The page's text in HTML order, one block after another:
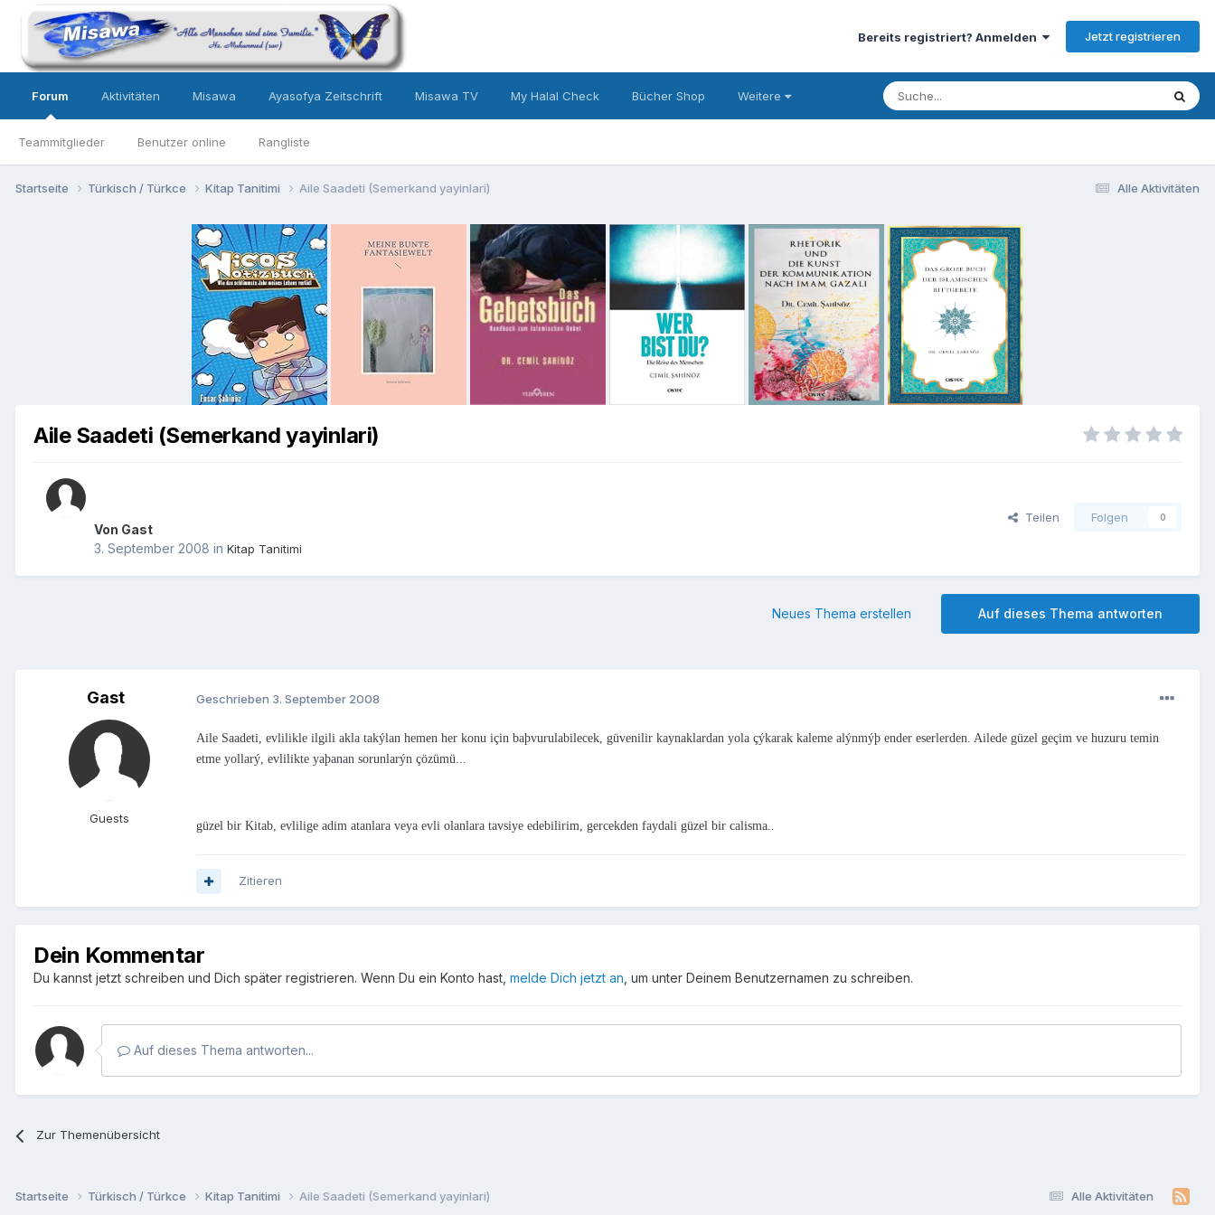
Bereits registriert? Anmelden Jetzt registrieren
Forum
Teammitglieder Benutzer online Rangliste
Aktivitäten Misawa Ayasofya Zeitschrift Misawa TV My Halal Check Bücher Shop Weitere
Alle Aktivitäten
Startseite Türkisch / Türkce Kitap Tanitimi Aile Saadeti (Semerkand yayinlari)
Aile Saadeti (Semerkand yayinlari)
Von Gast
3. September 2008 in Kitap Tanitimi
Teilen Folgen 0
Auf dieses Thema antworten
Neues Thema erstellen
Gast
Guests
Geschrieben 3. September 2008
Aile Saadeti, evlilikle ilgili akla takýlan hemen her konu için baþvurulabilecek, güvenilir kaynaklardan yola çýkarak kaleme alýnmýþ ender eserlerden. Ailede güzel geçim ve huzuru temin
etme yollarý, evlilikte yaþanan sorunlarýn çözümü...
güzel bir Kitab, evlilige adim atanlara veya evli olanlara tavsiye edebilirim, gercekden faydali güzel bir calisma..
Zitieren
Dein Kommentar
Du kannst jetzt schreiben und Dich später registrieren. Wenn Du ein Konto hast, melde Dich jetzt an , um unter Deinem Benutzernamen zu schreiben.
Auf dieses Thema antworten...
Zur Themenübersicht
Alle Aktivitäten
Startseite Türkisch / Türkce Kitap Tanitimi Aile Saadeti (Semerkand yayinlari)